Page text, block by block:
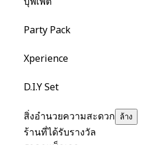
Party Pack
Xperience
D.I.Y Set
สิ่งอำนวยความสะดวก ล้าง
ร้านที่ได้รับรางวัล